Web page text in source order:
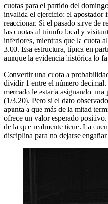
cuotas para el partido del
invalida el ejercicio: el apostador
reaccionar. Si el pasado sirve de
las cuotas al triunfo local y
inferiores, mientras que la cuota
3.00. Esa estructura, típica en
aunque la evidencia histórica lo
Convertir una cuota a
dividir 1 entre el número decimal.
mercado le estaría asignando
(1/3.20). Pero si el dato
apunta a que más de la mitad
ofrece un valor esperado
de la que realmente tiene. La
disciplina para no dejarse